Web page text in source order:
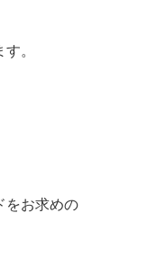
。
をお求めの